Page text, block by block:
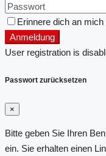
Erinnere dich an mich
Anmeldung
User registration is
Passwort zurücksetzen
×
Bitte geben Sie Ihren
ein. Sie erhalten einen